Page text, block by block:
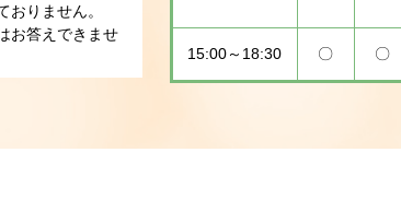
おりません。
お答えできませ
15:00～18:30 〇 〇